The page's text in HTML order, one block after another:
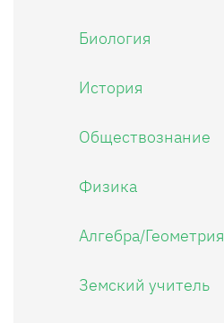
Биология
История
Обществознание
Физика
Алгебра/Геометрия
Земский учитель